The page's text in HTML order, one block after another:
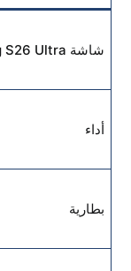
شاشة Samsung S26 Ultra
أداء
بطارية